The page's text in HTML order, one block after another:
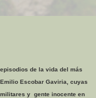
de la vida del más
Escobar Gaviria, cuyas
y gente inocente en